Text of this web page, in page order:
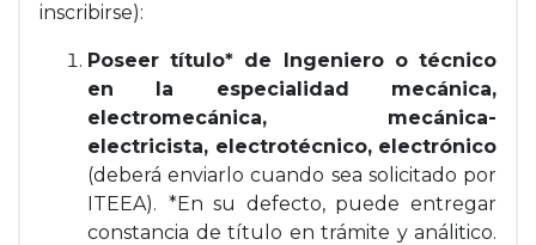
inscribirse):
Poseer título* de Ingeniero o técnico
en la especialidad mecánica,
electromecánica, mecánica-
electricista, electrotécnico, electrónico
(deberá enviarlo cuando sea solicitado por
ITEEA). *En su defecto, puede entregar
constancia de título en trámite y análitico.